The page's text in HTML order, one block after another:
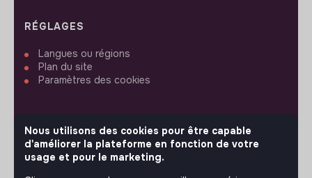
RÉGLAGES
Langues ou régions
Plan du site
Paramètres des cookies
SUIVEZ-NOUS
Nous utilisons des cookies pour être capable
d'améliorer la plateforme en fonction de votre
usage et pour le marketing.